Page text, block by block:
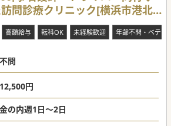
問診療クリニック[横浜市港北
高額給与 転科OK 未経験歓迎 年齢不問・ベテラ
問
円
の内週1日～2日